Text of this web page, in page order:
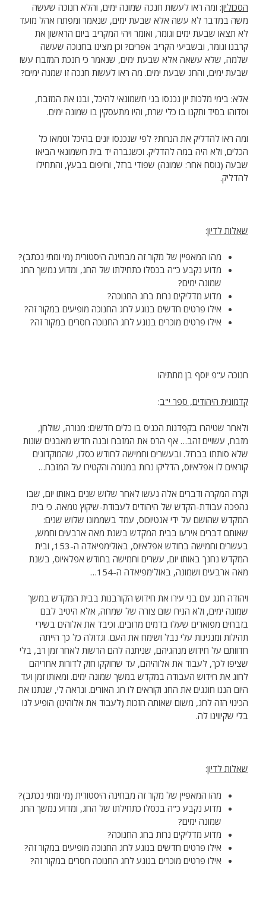
הסכוליון: ומה ראו לעשות חנכה שמונה ימים, והלא חנוכה שעשה
משה במדבר לא עשה אלא שבעת ימים, שנאמר ומפתח אהל מועד
לא תצאו שבעת ימים וגומר, ואומר ויהי המקריב ביום הראשון את
קרבנו וגומר, ובשביעי הקריב אפרים? וכן מצינו בחנוכה שעשה
שלמה, שלא עשאה אלא שבעת ימים, שנאמר כי חנכת המזבח עשו
שבעת ימים, והחג שבעת ימים. מה ראו לעשות חנכה זו שמנה ימים?
אלא: בימי מלכות יון נכנסו בני חשמונאי להיכל, ובנו את המזבח,
וסדוהו בסיד ותקנו בו כלי שרת, והיו מתעסקין בו שמונה ימים.
ומה ראו להדליק את הנרות? לפי שנכנסו יונים בהיכל וטמאו כל
הכלים, ולא היה במה להדליק. וכשגברה יד בית חשמונאי הביאו
שבעה (נוסח אחר: שמונה) שפודי ברזל, וחיפום בבעץ, והתחילו
להדליק.
שאלות לדיון:
מהו המאפיין של מקור זה מבחינה היסטורית (מי ומתי נכתב)?
מדוע נקבע כ"ה בכסלו כתחילתו של החג, ומדוע נמשך החג
שמונה ימים?
מדוע מדליקים נרות בחג החנוכה?
אילו פרטים חדשים בנוגע לחג החנוכה מופיעים במקור זה?
אילו פרטים מוכרים בנוגע לחג החנוכה חסרים במקור זה?
חנוכה ע"פ יוסף בן מתתיהו
קדמונית היהודים, ספר י"ב:
ולאחר שטיהרו בקפדנות הכניס בו כלים חדשים: מנורה, שולחן,
מזבח, עשויים זהב… אף הרס את המזבח ובנה חדש מאבנים שונות
שלא סותתו בברזל. ובעשרים וחמישה לחודש כסלו, שהמוקדונים
קוראים לו אפלאיוס, הדליקו נרות במנורה והקטירו על המזבח…
וקרה המקרה ודברים אלה נעשו לאחר שלוש שנים באותו יום, שבו
נהפכה עבודת-הקדש של היהודים לעבודת-שיקוץ טמאה. כי בית
המקדש שהושם על ידי אנטיוכוס, עמד בשממונו שלוש שנים:
שאותם דברים אירעו בבית המקדש בשנת מאה ארבעים וחמש,
בעשרים וחמישה בחודש אפלאיוס, באולימפיאדה ה-153, ובית
המקדש נחנך באותו יום, עשרים וחמישה בחודש אפלאיוס, בשנת
מאה ארבעים ושמונה, באולימפיאדה ה-154…
ויהודה חגג עם בני עירו את חידוש הקורבנות בבית המקדש במשך
שמונה ימים, ולא הניח שום צורה של שמחה, אלא היטיב לבם
בזבחים מפוארים שעלו בדמים מרובים. וכיבד את אלוהים בשירי
תהילות ומנגינות עלי נבל ושימח את העם. וגדולה כל כך הייתה
חדוותם על חידוש מנהגיהם, שניתנה להם הרשות לאחר זמן רב, בלי
שציפו לכך, לעבוד את אלוהיהם, עד שחוקקו חוק לדורות אחריהם
לחוג את חידוש העבודה במקדש במשך שמונה ימים. ומאותו זמן ועד
היום הננו חוגגים את החג וקוראים לו חג האורים. ונראה לי, שנתנו את
הכינוי הזה לחג, משום שאותה הזכות (לעבוד את אלוהינו) הופיע לנו
בלי שקיווינו לה.
שאלות לדיון:
מהו המאפיין של מקור זה מבחינה היסטורית (מי ומתי נכתב)?
מדוע נקבע כ"ה בכסלו כתחילתו של החג, ומדוע נמשך החג
שמונה ימים?
מדוע מדליקים נרות בחג החנוכה?
אילו פרטים חדשים בנוגע לחג החנוכה מופיעים במקור זה?
אילו פרטים מוכרים בנוגע לחג החנוכה חסרים במקור זה?